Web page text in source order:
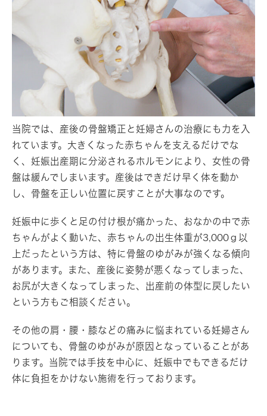
当院では、産後の骨盤矯正と妊婦さんの治療にも力を入
れています。大きくなった赤ちゃんを支えるだけでな
く、妊娠出産期に分泌されるホルモンにより、女性の骨
盤は緩んでしまいます。産後はできだけ早く体を動か
し、骨盤を正しい位置に戻すことが大事なのです。
妊娠中に歩くと足の付け根が痛かった、おなかの中で赤
ちゃんがよく動いた、赤ちゃんの出生体重が3,000ｇ以
上だったという方は、特に骨盤のゆがみが強くなる傾向
があります。また、産後に姿勢が悪くなってしまった、
お尻が大きくなってしまった、出産前の体型に戻したい
という方もご相談ください。
その他の肩・腰・膝などの痛みに悩まれている妊婦さん
についても、骨盤のゆがみが原因となっていることがあ
ります。当院では手技を中心に、妊娠中でもできるだけ
体に負担をかけない施術を行っております。